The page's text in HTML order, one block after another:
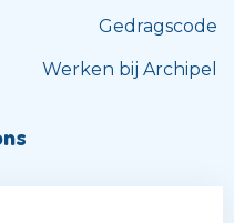
Gedragscode
Werken bij Archipel